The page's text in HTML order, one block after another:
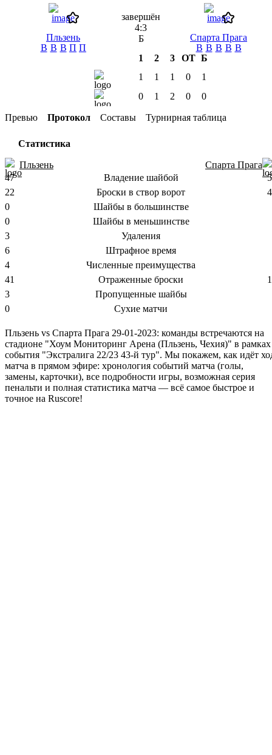
Пльзень
В В В П П
завершён
4:3
Б
Спарта Прага
В В В В В
1
1
0
2
1
1
3
1
2
ОТ
0
0
Б
1
0
Превью Протокол Составы Турнирная таблица
Статистика
Пльзень
Спарта Прага
47
Владение шайбой
22
Броски в створ ворот
0
Шайбы в большинстве
0
Шайбы в меньшинстве
3
Удаления
6
Штрафное время
4
Численные преимущества
41
Отраженные броски
3
Пропущенные шайбы
0
Сухие матчи
Пльзень vs Спарта Прага 29-01-2023: команды встречаются на
стадионе "Хоум Мониторинг Арена (Пльзень, Чехия)" в рамках
события "Экстралига 22/23 43-й тур". Мы покажем, как идёт
матча в прямом эфире: хронология событий матча (голы,
замены, карточки), все подробности игры, возможная серия
пенальти и полная статистика матча — всё самое быстрое и
точное на Ruscore!